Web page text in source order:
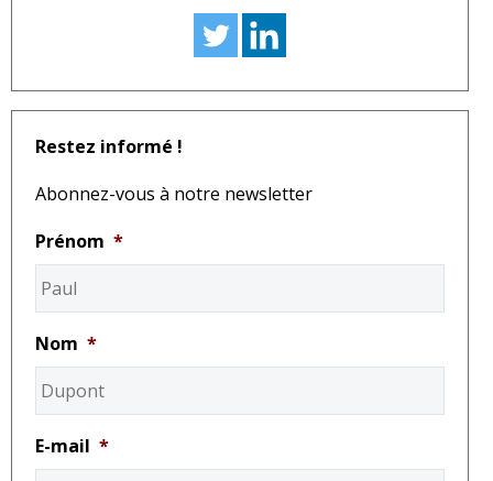
Restez informé !
Abonnez-vous à notre newsletter
Prénom *
Nom *
E-mail *